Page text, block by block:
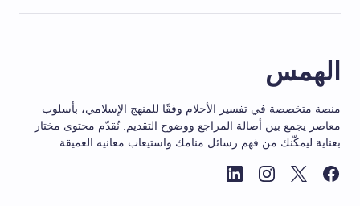
الهمس
منصة متخصصة في تفسير الأحلام وفقًا للمنهج الإسلامي، بأسلوب
معاصر يجمع بين أصالة المراجع ووضوح التقديم. نُقدّم محتوى مختار
بعناية ليمكّنك من فهم رسائل منامك واستيعاب معانيه العميقة.